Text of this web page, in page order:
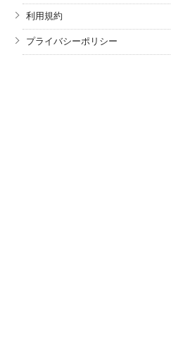
利用規約
プライバシーポリシー